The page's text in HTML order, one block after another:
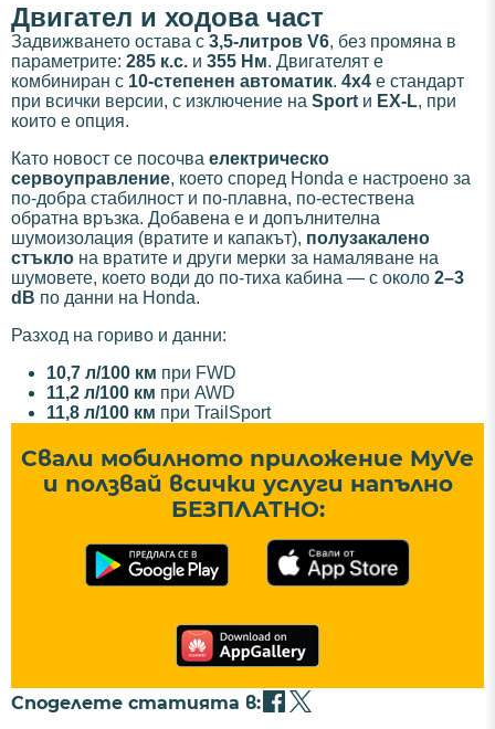
Двигател и ходова част
Задвижването остава с 3,5-литров V6, без промяна в
параметрите: 285 к.с. и 355 Нм. Двигателят е
комбиниран с 10-степенен автоматик. 4x4 е стандарт
при всички версии, с изключение на Sport и EX-L, при
които е опция.
Като новост се посочва електрическо
сервоуправление, което според Honda е настроено за
по-добра стабилност и по-плавна, по-естествена
обратна връзка. Добавена е и допълнителна
шумоизолация (вратите и капакът), полузакалено
стъкло на вратите и други мерки за намаляване на
шумовете, което води до по-тиха кабина — с около 2–3
dB по данни на Honda.
Разход на гориво и данни:
10,7 л/100 км при FWD
11,2 л/100 км при AWD
11,8 л/100 км при TrailSport
Свали мобилното приложение MyVe
и ползвай всички услуги напълно
БЕЗПЛАТНО:
Споделете статията в: